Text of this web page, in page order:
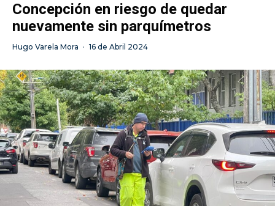
Concepción en riesgo de quedar
nuevamente sin parquímetros
Hugo Varela Mora · 16 de Abril 2024